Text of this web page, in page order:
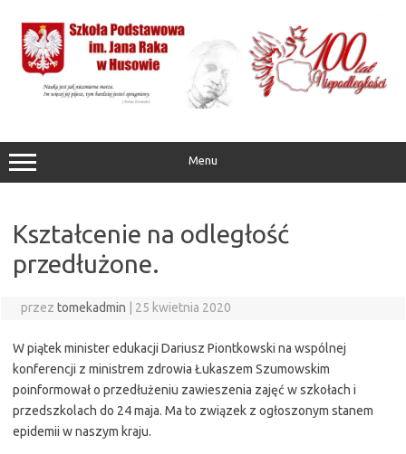
treści
Menu
Kształcenie na odległość
przedłużone.
przez tomekadmin | 25 kwietnia 2020
W piątek minister edukacji Dariusz Piontkowski na wspólnej
konferencji z ministrem zdrowia Łukaszem Szumowskim
poinformował o przedłużeniu zawieszenia zajęć w szkołach i
przedszkolach do 24 maja. Ma to związek z ogłoszonym stanem
epidemii w naszym kraju.